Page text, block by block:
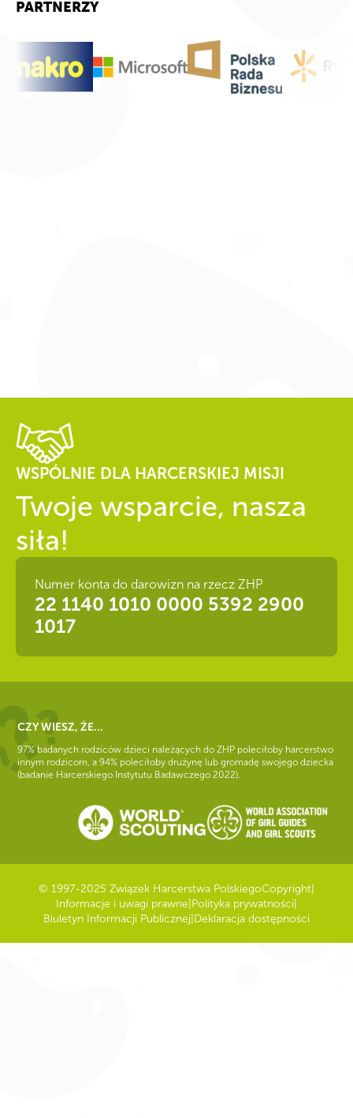
PARTNERZY
WSPÓLNIE DLA HARCERSKIEJ MISJI
Twoje wsparcie, nasza
siła!
Numer konta do darowizn na rzecz ZHP
22 1140 1010 0000 5392 2900
1017
CZY WIESZ, ŻE...
97% badanych rodziców dzieci należących do ZHP poleciłoby harcerstwo
innym rodzicom, a 94% poleciłoby drużynę lub gromadę swojego dziecka
(badanie Harcerskiego Instytutu Badawczego 2022).
© 1997-2025 Związek Harcerstwa PolskiegoCopyright
Informacje i uwagi prawne Polityka prywatności
Biuletyn Informacji Publicznej Deklaracja dostępności